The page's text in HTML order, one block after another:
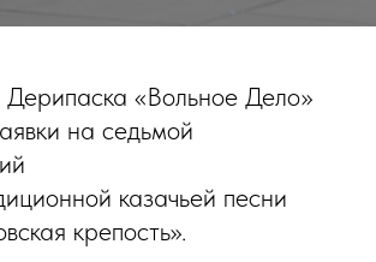
«Вольное Дело»
на седьмой
казачьей песни
крепость».